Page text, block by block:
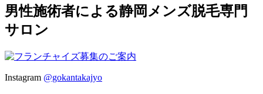
男性施術者による静岡メンズ脱毛専門
サロン
Instagram @gokantakajyo